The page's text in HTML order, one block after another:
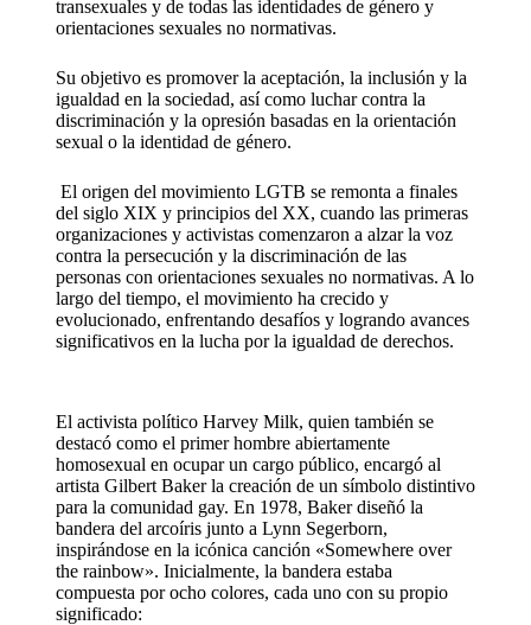
transexuales y de todas las identidades de género y
orientaciones sexuales no normativas.
Su objetivo es promover la aceptación, la inclusión y la
igualdad en la sociedad, así como luchar contra la
discriminación y la opresión basadas en la orientación
sexual o la identidad de género.
El origen del movimiento LGTB se remonta a finales
del siglo XIX y principios del XX, cuando las primeras
organizaciones y activistas comenzaron a alzar la voz
contra la persecución y la discriminación de las
personas con orientaciones sexuales no normativas. A lo
largo del tiempo, el movimiento ha crecido y
evolucionado, enfrentando desafíos y logrando avances
significativos en la lucha por la igualdad de derechos.
El activista político Harvey Milk, quien también se
destacó como el primer hombre abiertamente
homosexual en ocupar un cargo público, encargó al
artista Gilbert Baker la creación de un símbolo distintivo
para la comunidad gay. En 1978, Baker diseñó la
bandera del arcoíris junto a Lynn Segerborn,
inspirándose en la icónica canción «Somewhere over
the rainbow». Inicialmente, la bandera estaba
compuesta por ocho colores, cada uno con su propio
significado: